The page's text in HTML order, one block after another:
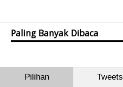
Paling Banyak Dibaca
Pilihan Tweets